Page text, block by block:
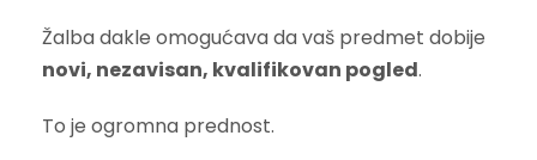
Žalba dakle omogućava da vaš predmet dobije
novi, nezavisan, kvalifikovan pogled.
To je ogromna prednost.